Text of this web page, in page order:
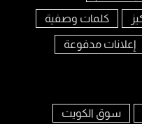
كلمات وصفية
إعلانات مدفوعة
سوق الكويت